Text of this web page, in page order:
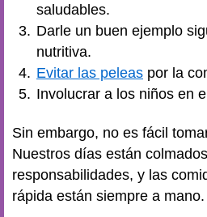
saludables.
Darle un buen ejemplo
nutritiva.
Evitar las peleas por la
Involucrar a los niños en
Sin embargo, no es fácil
Nuestros días están
responsabilidades, y las
rápida están siempre a mano.